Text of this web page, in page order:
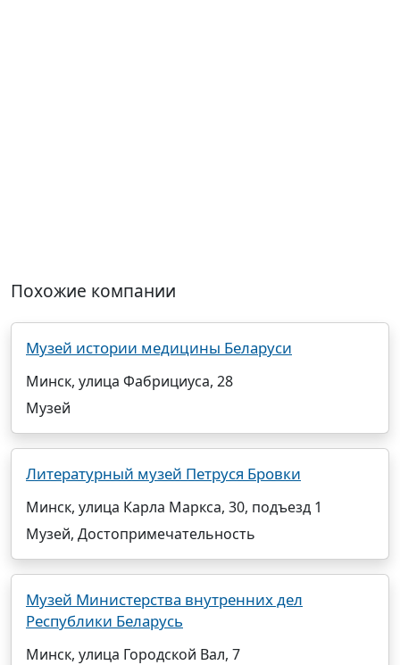
Похожие компании
Музей истории медицины Беларуси
Минск, улица Фабрициуса, 28
Музей
Литературный музей Петруся Бровки
Минск, улица Карла Маркса, 30, подъезд 1
Музей, Достопримечательность
Музей Министерства внутренних дел
Республики Беларусь
Минск, улица Городской Вал, 7